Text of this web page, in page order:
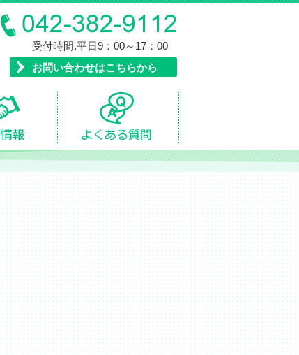
受付時間.平日9：00～17：00
お問い合わせはこちらから